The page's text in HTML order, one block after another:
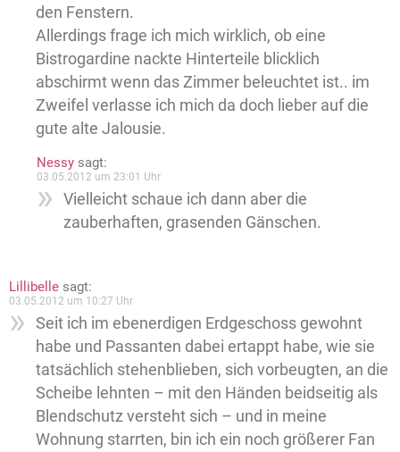
den Fenstern.
Allerdings frage ich mich wirklich, ob eine
Bistrogardine nackte Hinterteile blicklich
abschirmt wenn das Zimmer beleuchtet ist.. im
Zweifel verlasse ich mich da doch lieber auf die
gute alte Jalousie.
Nessy sagt:
03.05.2012 um 23:01 Uhr
Vielleicht schaue ich dann aber die
zauberhaften, grasenden Gänschen.
Lillibelle sagt:
03.05.2012 um 10:27 Uhr
Seit ich im ebenerdigen Erdgeschoss gewohnt
habe und Passanten dabei ertappt habe, wie sie
tatsächlich stehenblieben, sich vorbeugten, an die
Scheibe lehnten – mit den Händen beidseitig als
Blendschutz versteht sich – und in meine
Wohnung starrten, bin ich ein noch größerer Fan